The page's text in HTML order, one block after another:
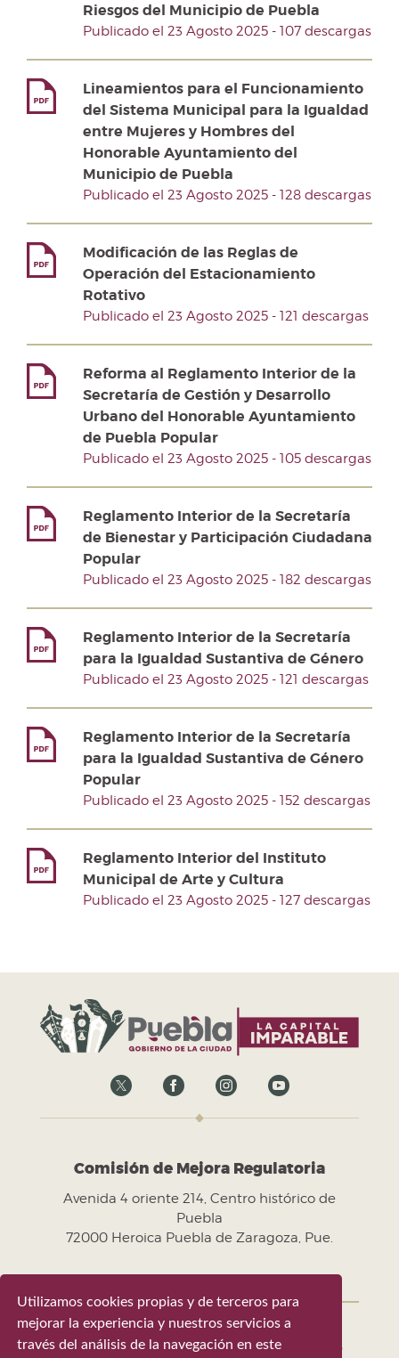
Utilizamos cookies propias y de terceros para
mejorar la experiencia y nuestros servicios a
través del análisis de la navegación en este
Riesgos del Municipio de Puebla
Publicado el 23 Agosto 2025 - 107 descargas
Lineamientos para el Funcionamiento
del Sistema Municipal para la Igualdad
entre Mujeres y Hombres del
Honorable Ayuntamiento del
Municipio de Puebla
Publicado el 23 Agosto 2025 - 128 descargas
Modificación de las Reglas de
Operación del Estacionamiento
Rotativo
Publicado el 23 Agosto 2025 - 121 descargas
Reforma al Reglamento Interior de la
Secretaría de Gestión y Desarrollo
Urbano del Honorable Ayuntamiento
de Puebla Popular
Publicado el 23 Agosto 2025 - 105 descargas
Reglamento Interior de la Secretaría
de Bienestar y Participación Ciudadana
Popular
Publicado el 23 Agosto 2025 - 182 descargas
Reglamento Interior de la Secretaría
para la Igualdad Sustantiva de Género
Publicado el 23 Agosto 2025 - 121 descargas
Reglamento Interior de la Secretaría
para la Igualdad Sustantiva de Género
Popular
Publicado el 23 Agosto 2025 - 152 descargas
Reglamento Interior del Instituto
Municipal de Arte y Cultura
Publicado el 23 Agosto 2025 - 127 descargas
Comisión de Mejora Regulatoria
Avenida 4 oriente 214, Centro histórico de
Puebla
72000 Heroica Puebla de Zaragoza, Pue.
Gobierno de la Ciudad de Puebla 2024-